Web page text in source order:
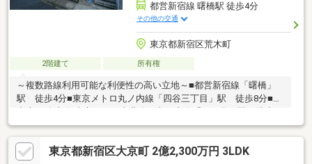
都営新宿線 曙橋駅 徒歩4分
その他の交通
東京都新宿区荒木町
2階建て 所有権
～複数路線利用可能な利便性の高い立地～■都営新宿線「曙橋」
駅 徒歩4分■東京メトロ丸ノ内線「四谷三丁目」駅 徒歩8分■JR
分◆2015年6月築 ◆第一種住居専用地域◆木造陸屋根3階建て
◆1LDK＋ロフト 建物面積約70.38m2◆北西側私道に接道 幅員
3.8m 接面約2m◆吹き抜けのあるリビングダイニング◆開放感
東京都新宿区大京町 2億2,300万円 3LDK